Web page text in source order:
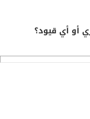
أو أي قيود؟